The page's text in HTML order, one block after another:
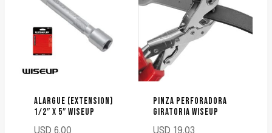
ALARGUE (EXTENSION)
1/2″ X 5″ WISEUP
USD 6.00
PINZA PERFORADORA
GIRATORIA WISEUP
USD 19.03